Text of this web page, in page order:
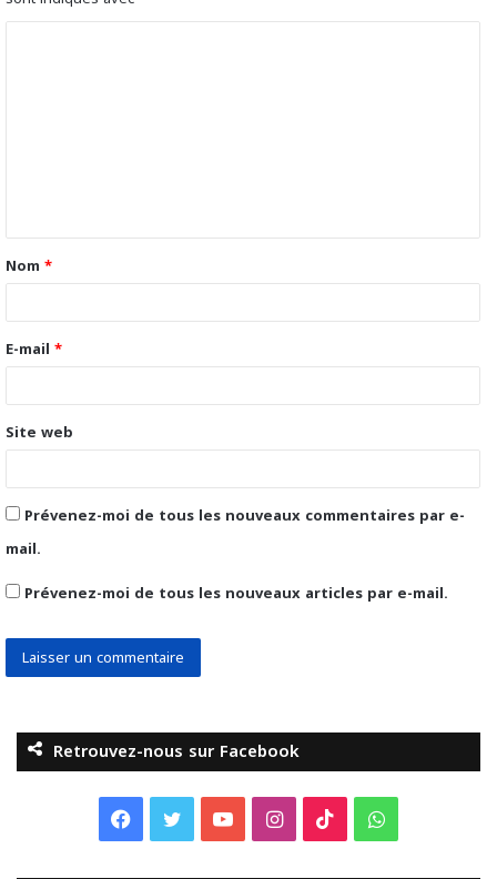
t
a
e
*
Nom *
E-mail *
Site web
Prévenez-moi de tous les nouveaux commentaires par e-
mail.
Prévenez-moi de tous les nouveaux articles par e-mail.
Retrouvez-nous sur Facebook
I
W